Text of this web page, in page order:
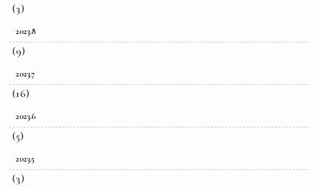
(3)
2023.8
(9)
2023.7
(16)
2023.6
(5)
2023.5
(3)